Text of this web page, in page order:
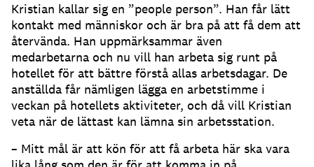
Kristian kallar sig en ”people person”. Han får lätt
kontakt med människor och är bra på att få dem att
återvända. Han uppmärksammar även
medarbetarna och nu vill han arbeta sig runt på
hotellet för att bättre förstå allas arbetsdagar. De
anställda får nämligen lägga en arbetstimme i
veckan på hotellets aktiviteter, och då vill Kristian
veta när de lättast kan lämna sin arbetsstation.
– Mitt mål är att kön för att få arbeta här ska vara